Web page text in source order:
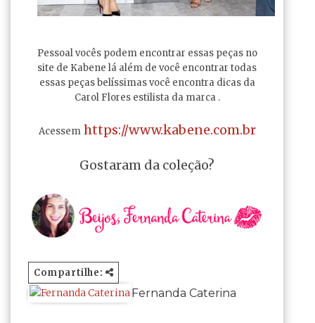
Pessoal vocês podem encontrar essas peças no
site de Kabene lá além de você encontrar todas
essas peças belíssimas você encontra dicas da
Carol Flores estilista da marca .
Acessem https://www.kabene.com.br
Gostaram da coleção?
Compartilhe:
Fernanda Caterina